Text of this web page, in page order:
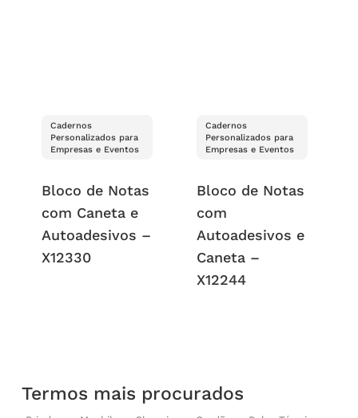
Cadernos
Personalizados para
Empresas e Eventos
Bloco de Notas
com Caneta e
Autoadesivos –
X12330
Cadernos
Personalizados para
Empresas e Eventos
Bloco de Notas
com
Autoadesivos e
Caneta –
X12244
Termos mais procurados